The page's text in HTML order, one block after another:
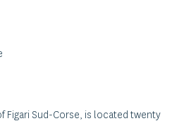
Figari Sud-Corse, is located twenty